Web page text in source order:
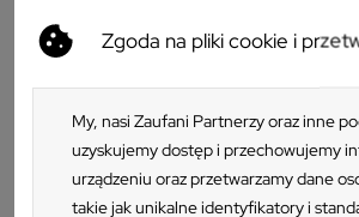
Zgoda na pliki cookie i
My, nasi Zaufani Partnerzy oraz inne
uzyskujemy dostęp i przechowujemy
urządzeniu oraz przetwarzamy dane
takie jak unikalne identyfikatory i
Opis
Fotel ogrodowy Rimo –
luksusowego
nowoczesnej formy